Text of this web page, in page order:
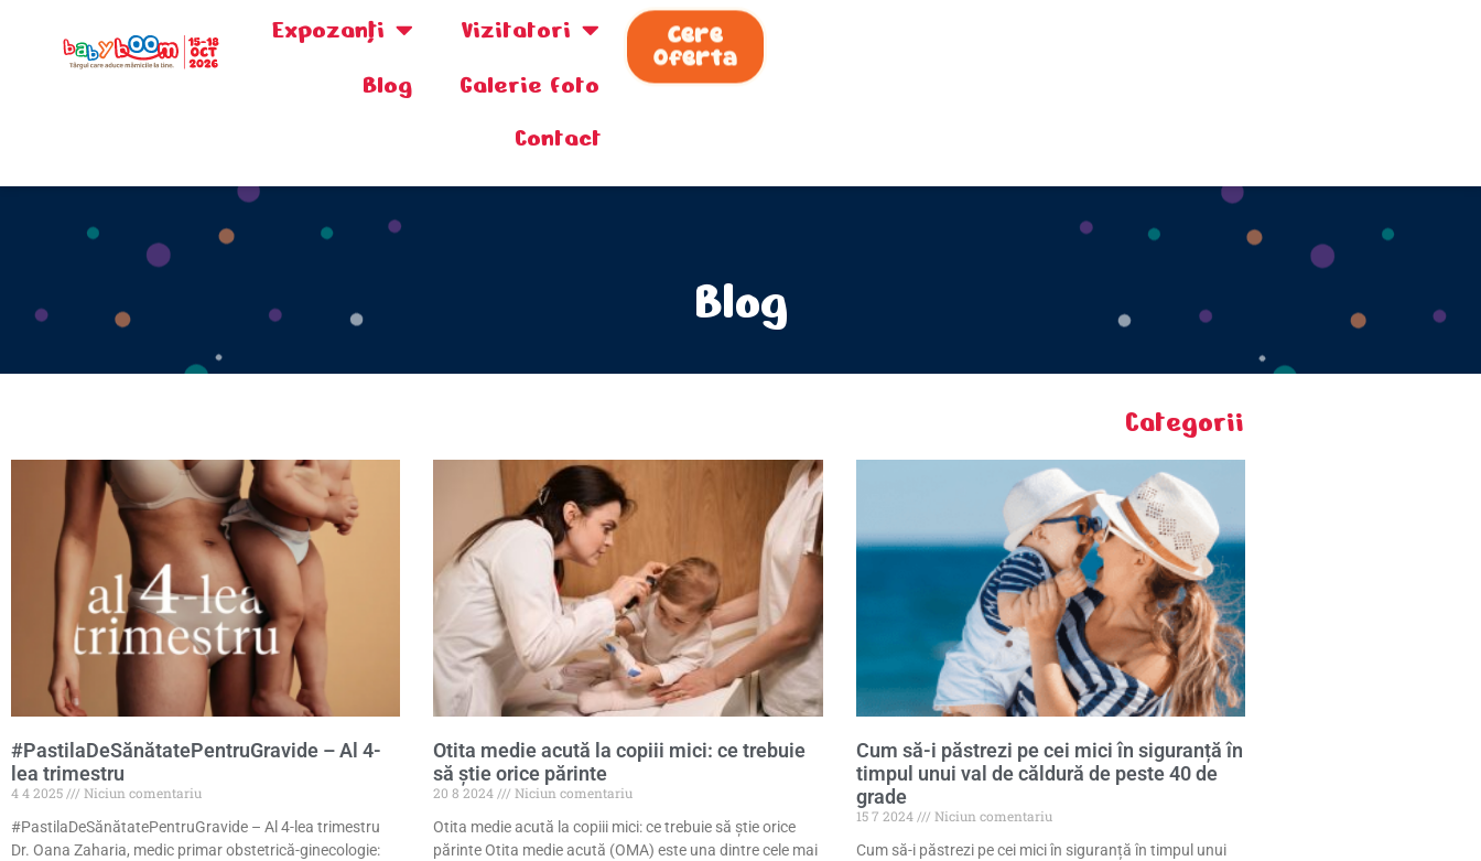
Expozanţi
Vizitatori
Blog
Galerie foto
Contact
Cere
Oferta
Blog
Categorii
#PastilaDeSănătatePentruGravide – Al 4-
lea trimestru
4 4 2025
Niciun comentariu
#PastilaDeSănătatePentruGravide – Al 4-lea trimestru
Dr. Oana Zaharia, medic primar obstetrică-ginecologie:
Otita medie acută la copiii mici: ce trebuie
să ştie orice părinte
20 8 2024
Niciun comentariu
Otita medie acută la copiii mici: ce trebuie să ştie orice
părinte Otita medie acută (OMA) este una dintre cele mai
Cum să-i păstrezi pe cei mici în siguranță în
timpul unui val de căldură de peste 40 de
grade
15 7 2024
Niciun comentariu
Cum să-i păstrezi pe cei mici în siguranță în timpul unui